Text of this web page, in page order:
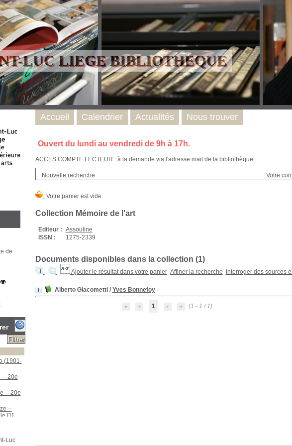
LUC LIEGE BIBLIOTHEQUE
Ouvert du lundi au vendredi de 9h à 17h.
ACCES COMPTE LECTEUR : à la demande via l'adresse mail de la bibliothèque.
Nouvelle recherche Votre
Collection Mémoire de l'art
Editeur : Assouline
ISSN :
1275-2339
Documents disponibles dans la collection (1)
Ajouter le résultat dans votre panier Affiner la recherche Interroger des sources
Alberto Giacometti/ Yves Bonnefoy
1 (1 - 1 / 1)
Accueil Calendrier Actualités Nous trouver
de
(1901-
-- 20e
-- 20e
--
[1]
Luc